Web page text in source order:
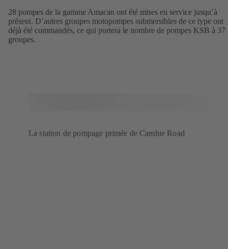
28 pompes de la gamme Amacan ont été mises en service jusqu’à
présent. D’autres groupes motopompes submersibles de ce type ont
déjà été commandés, ce qui portera le nombre de pompes KSB à 37
groupes.
La station de pompage primée de Cambie Road